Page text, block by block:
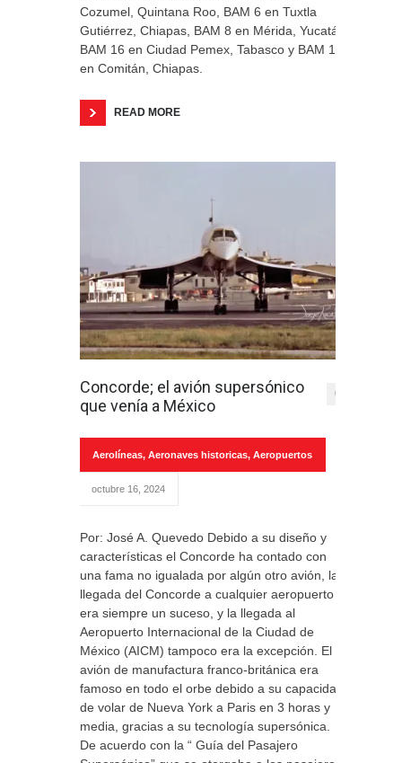
Cozumel, Quintana Roo, BAM 6 en Tuxtla
Gutiérrez, Chiapas, BAM 8 en Mérida, Yucatán,
BAM 16 en Ciudad Pemex, Tabasco y BAM 17
en Comitán, Chiapas.
READ MORE
Concorde; el avión supersónico
que venía a México
0
Aerolíneas, Aeronaves historicas, Aeropuertos
octubre 16, 2024
Por: José A. Quevedo Debido a su diseño y
características el Concorde ha contado con
una fama no igualada por algún otro avión, la
llegada del Concorde a cualquier aeropuerto
era siempre un suceso, y la llegada al
Aeropuerto Internacional de la Ciudad de
México (AICM) tampoco era la excepción. El
avión de manufactura franco-británica era
famoso en todo el orbe debido a su capacidad
de volar de Nueva York a Paris en 3 horas y
media, gracias a su tecnología supersónica.
De acuerdo con la “ Guía del Pasajero